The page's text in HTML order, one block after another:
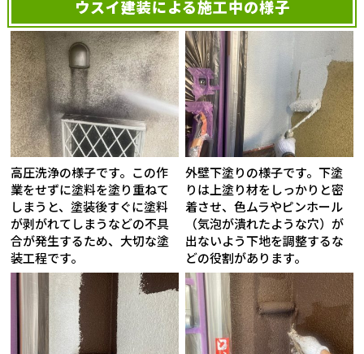
ウスイ建装による施工中の様子
高圧洗浄の様子です。この作
業をせずに塗料を塗り重ねて
しまうと、塗装後すぐに塗料
が剥がれてしまうなどの不具
合が発生するため、大切な塗
装工程です。
外壁下塗りの様子です。下塗
りは上塗り材をしっかりと密
着させ、色ムラやピンホール
（気泡が潰れたような穴）が
出ないよう下地を調整するな
どの役割があります。